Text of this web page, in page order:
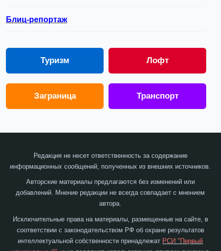
Блиц-репортаж
Туризм Лофт
Заграница Транспорт
Редакция не несет ответственность за содержание
информационных сообщений, полученных из внешних источников.
Авторские материалы предлагаются без изменений или
добавлений. Мнение редакции не всегда совпадает с мнением
автора.
Исключительные права на материалы, размещенные на сайте, в
соответствии с законодательством РФ об охране результатов
интеллектуальной собственности принадлежат РСИ "Первый